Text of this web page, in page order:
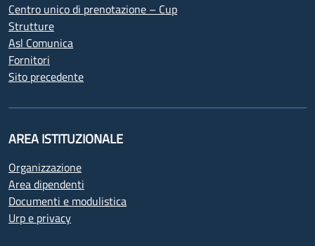
Centro unico di prenotazione – Cup
Strutture
Asl Comunica
Fornitori
Sito precedente
AREA ISTITUZIONALE
Organizzazione
Area dipendenti
Documenti e modulistica
Urp e privacy